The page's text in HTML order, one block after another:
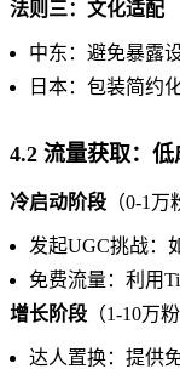
法则三：文化适配
中东：避免暴露
日本：包装简约
4.2 流量获取：
冷启动阶段 （0-1万
发起UGC挑战：
免费流量：利用
增长阶段 （1-10万
达人置换：提供